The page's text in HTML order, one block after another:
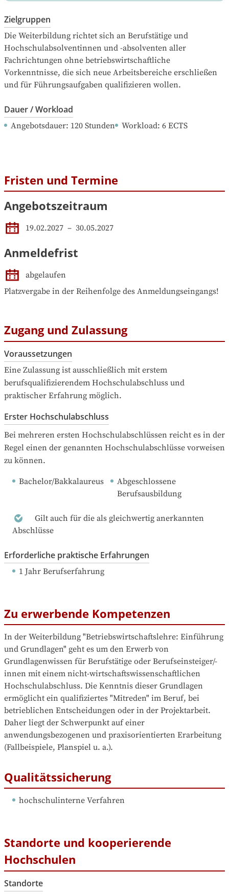
Zielgruppen
Die Weiterbildung richtet sich an Berufstätige und
Hochschulabsolventinnen und -absolventen aller
Fachrichtungen ohne betriebswirtschaftliche
Vorkenntnisse, die sich neue Arbeitsbereiche erschließen
und für Führungsaufgaben qualifizieren wollen.
Dauer / Workload
Angebotsdauer: 120 Stunden Workload: 6 ECTS
Fristen und Termine
Angebotszeitraum
19.02.2027 – 30.05.2027
Anmeldefrist
abgelaufen
Platzvergabe in der Reihenfolge des Anmeldungseingangs!
Zugang und Zulassung
Voraussetzungen
Eine Zulassung ist ausschließlich mit erstem
berufsqualifizierendem Hochschulabschluss und
praktischer Erfahrung möglich.
Erster Hochschulabschluss
Bei mehreren ersten Hochschulabschlüssen reicht es in der
Regel einen der genannten Hochschulabschlüsse vorweisen
zu können.
Bachelor/Bakkalaureus
Abgeschlossene
Berufsausbildung
Gilt auch für die als gleichwertig anerkannten
Abschlüsse
Erforderliche praktische Erfahrungen
1 Jahr Berufserfahrung
Zu erwerbende Kompetenzen
In der Weiterbildung "Betriebswirtschaftslehre: Einführung
und Grundlagen" geht es um den Erwerb von
Grundlagenwissen für Berufstätige oder Berufseinsteiger/-
innen mit einem nicht-wirtschaftswissenschaftlichen
Hochschulabschluss. Die Kenntnis dieser Grundlagen
ermöglicht ein qualifiziertes "Mitreden" im Beruf, bei
betrieblichen Entscheidungen oder in der Projektarbeit.
Daher liegt der Schwerpunkt auf einer
anwendungsbezogenen und praxisorientierten Erarbeitung
(Fallbeispiele, Planspiel u. a.).
Qualitätssicherung
hochschulinterne Verfahren
Standorte und kooperierende
Hochschulen
Standorte